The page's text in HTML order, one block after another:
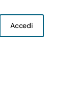
Accedi